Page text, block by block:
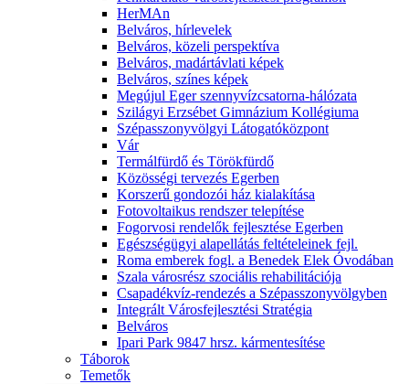
HerMAn
Belváros, hírlevelek
Belváros, közeli perspektíva
Belváros, madártávlati képek
Belváros, színes képek
Megújul Eger szennyvízcsatorna-hálózata
Szilágyi Erzsébet Gimnázium Kollégiuma
Szépasszonyvölgyi Látogatóközpont
Vár
Termálfürdő és Törökfürdő
Közösségi tervezés Egerben
Korszerű gondozói ház kialakítása
Fotovoltaikus rendszer telepítése
Fogorvosi rendelők fejlesztése Egerben
Egészségügyi alapellátás feltételeinek fejl.
Roma emberek fogl. a Benedek Elek Óvodában
Szala városrész szociális rehabilitációja
Csapadékvíz-rendezés a Szépasszonyvölgyben
Integrált Városfejlesztési Stratégia
Belváros
Ipari Park 9847 hrsz. kármentesítése
Táborok
Temetők